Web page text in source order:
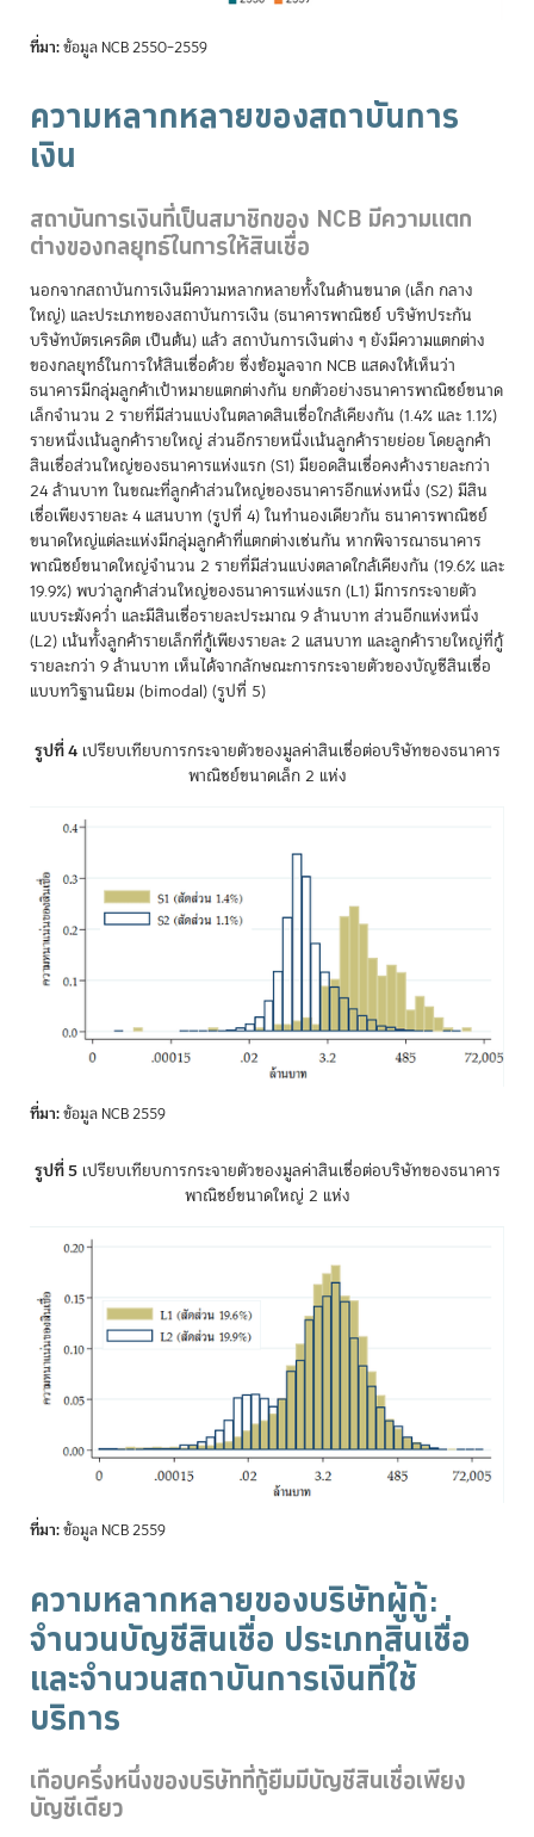
ที่มา:ข้อมูล NCB 2550–2559
ความหลากหลายของสถาบันการ
เงิน
สถาบันการเงินที่เป็นสมาชิกของ NCB มีความแตก
ต่างของกลยุทธ์ในการให้สินเชื่อ
นอกจากสถาบันการเงินมีความหลากหลายทั้งในด้านขนาด (เล็ก กลาง
ใหญ่) และประเภทของสถาบันการเงิน (ธนาคารพาณิชย์ บริษัทประกัน
บริษัทบัตรเครดิต เป็นต้น) แล้ว สถาบันการเงินต่าง ๆ ยังมีความแตกต่าง
ของกลยุทธ์ในการให้สินเชื่อด้วย ซึ่งข้อมูลจาก NCB แสดงให้เห็นว่า
ธนาคารมีกลุ่มลูกค้าเป้าหมายแตกต่างกัน ยกตัวอย่างธนาคารพาณิชย์ขนาด
เล็กจำนวน 2 รายที่มีส่วนแบ่งในตลาดสินเชื่อใกล้เคียงกัน (1.4% และ 1.1%)
รายหนึ่งเน้นลูกค้ารายใหญ่ ส่วนอีกรายหนึ่งเน้นลูกค้ารายย่อย โดยลูกค้า
สินเชื่อส่วนใหญ่ของธนาคารแห่งแรก (S1) มียอดสินเชื่อคงค้างรายละกว่า
24 ล้านบาท ในขณะที่ลูกค้าส่วนใหญ่ของธนาคารอีกแห่งหนึ่ง (S2) มีสิน
เชื่อเพียงรายละ 4 แสนบาท (รูปที่ 4) ในทำนองเดียวกัน ธนาคารพาณิชย์
ขนาดใหญ่แต่ละแห่งมีกลุ่มลูกค้าที่แตกต่างเช่นกัน หากพิจารณาธนาคาร
พาณิชย์ขนาดใหญ่จำนวน 2 รายที่มีส่วนแบ่งตลาดใกล้เคียงกัน (19.6% และ
19.9%) พบว่าลูกค้าส่วนใหญ่ของธนาคารแห่งแรก (L1) มีการกระจายตัว
แบบระฆังคว่ำ และมีสินเชื่อรายละประมาณ 9 ล้านบาท ส่วนอีกแห่งหนึ่ง
(L2) เน้นทั้งลูกค้ารายเล็กที่กู้เพียงรายละ 2 แสนบาท และลูกค้ารายใหญ่ที่กู้
รายละกว่า 9 ล้านบาท เห็นได้จากลักษณะการกระจายตัวของบัญชีสินเชื่อ
แบบทวิฐานนิยม (bimodal) (รูปที่ 5)
รูปที่ 4เปรียบเทียบการกระจายตัวของมูลค่าสินเชื่อต่อบริษัทของธนาคาร
พาณิชย์ขนาดเล็ก 2 แห่ง
ที่มา:ข้อมูล NCB 2559
รูปที่ 5เปรียบเทียบการกระจายตัวของมูลค่าสินเชื่อต่อบริษัทของธนาคาร
พาณิชย์ขนาดใหญ่ 2 แห่ง
ที่มา:ข้อมูล NCB 2559
ความหลากหลายของบริษัทผู้กู้:
จำนวนบัญชีสินเชื่อ ประเภทสินเชื่อ
และจำนวนสถาบันการเงินที่ใช้
บริการ
เกือบครึ่งหนึ่งของบริษัทที่กู้ยืมมีบัญชีสินเชื่อเพียง
บัญชีเดียว